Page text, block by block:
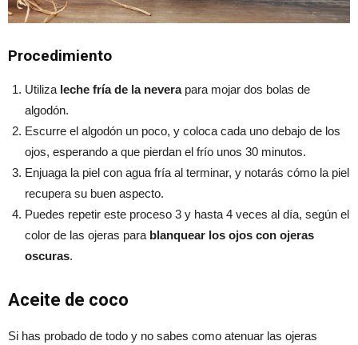
Procedimiento
Utiliza leche fría de la neverapara mojar dos bolas de
algodón.
Escurre el algodón un poco, y coloca cada uno debajo de los
ojos, esperando a que pierdan el frío unos 30 minutos.
Enjuaga la piel con agua fría al terminar, y notarás cómo la piel
recupera su buen aspecto.
Puedes repetir este proceso 3 y hasta 4 veces al día, según el
color de las ojeras para blanquear los ojos con ojeras
oscuras.
Aceite de coco
Si has probado de todo y no sabes como atenuar las ojeras